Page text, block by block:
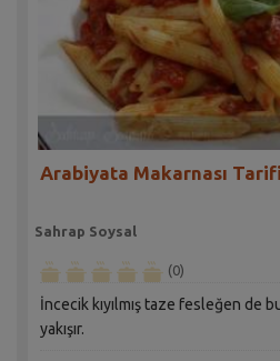
Arabiyata Makarnası Tarifi
Sahrap Soysal
(0)
İncecik kıyılmış taze fesleğen de
yakışır.